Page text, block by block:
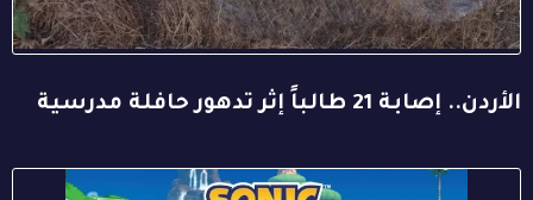
الأردن.. إصابة 21 طالباً إثر تدهور حافلة مدرسية